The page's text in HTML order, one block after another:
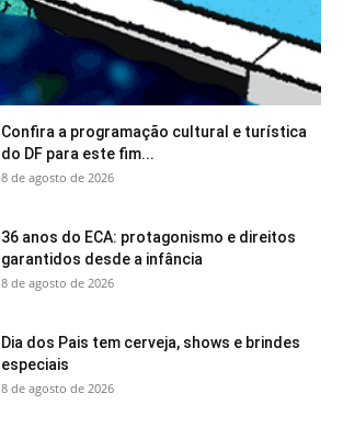
Confira a programação cultural e turística
do DF para este fim...
8 de agosto de 2026
36 anos do ECA: protagonismo e direitos
garantidos desde a infância
8 de agosto de 2026
Dia dos Pais tem cerveja, shows e brindes
especiais
8 de agosto de 2026